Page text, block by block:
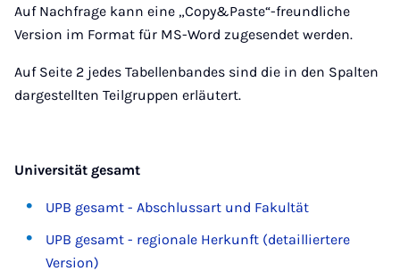
Auf Nachfrage kann eine „Copy&Paste“-freundliche
Version im Format für MS-Word zugesendet werden.
Auf Seite 2 jedes Tabellenbandes sind die in den Spalten
dargestellten Teilgruppen erläutert.
Universität gesamt
UPB gesamt - Abschlussart und Fakultät
UPB gesamt - regionale Herkunft (detailliertere
Version)